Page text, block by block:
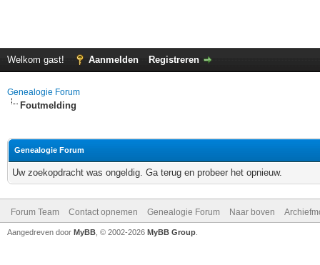
Welkom gast! Aanmelden Registreren
Genealogie Forum
Foutmelding
Genealogie Forum
Uw zoekopdracht was ongeldig. Ga terug en probeer het opnieuw.
Forum Team Contact opnemen Genealogie Forum Naar boven
Aangedreven door MyBB , © 2002-2026 MyBB Group